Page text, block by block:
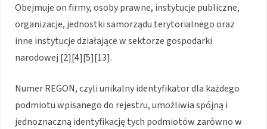
Obejmuje on firmy, osoby prawne, instytucje publiczne,
organizacje, jednostki samorządu terytorialnego oraz
inne instytucje działające w sektorze gospodarki
narodowej [2][4][5][13].
Numer REGON, czyli unikalny identyfikator dla każdego
podmiotu wpisanego do rejestru, umożliwia spójną i
jednoznaczną identyfikację tych podmiotów zarówno w